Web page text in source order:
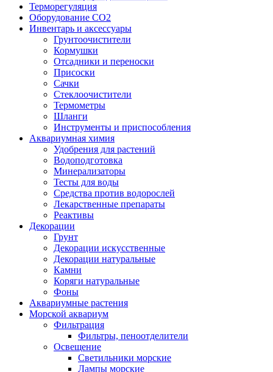
Терморегуляция
Оборудование CO2
Инвентарь и аксессуары
Грунтоочистители
Кормушки
Отсадники и переноски
Присоски
Сачки
Стеклоочистители
Термометры
Шланги
Инструменты и приспособления
Аквариумная химия
Удобрения для растений
Водоподготовка
Минерализаторы
Тесты для воды
Средства против водорослей
Лекарственные препараты
Реактивы
Декорации
Грунт
Декорации искусственные
Декорации натуральные
Камни
Коряги натуральные
Фоны
Аквариумные растения
Морской аквариум
Фильтрация
Фильтры, пеноотделители
Освещение
Светильники морские
Лампы морские